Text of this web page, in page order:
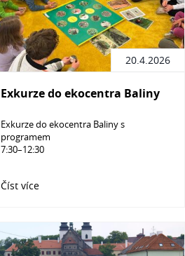
20.4.2026
Exkurze do ekocentra Baliny
Exkurze do ekocentra Baliny s
programem
7:30–12:30
Číst více